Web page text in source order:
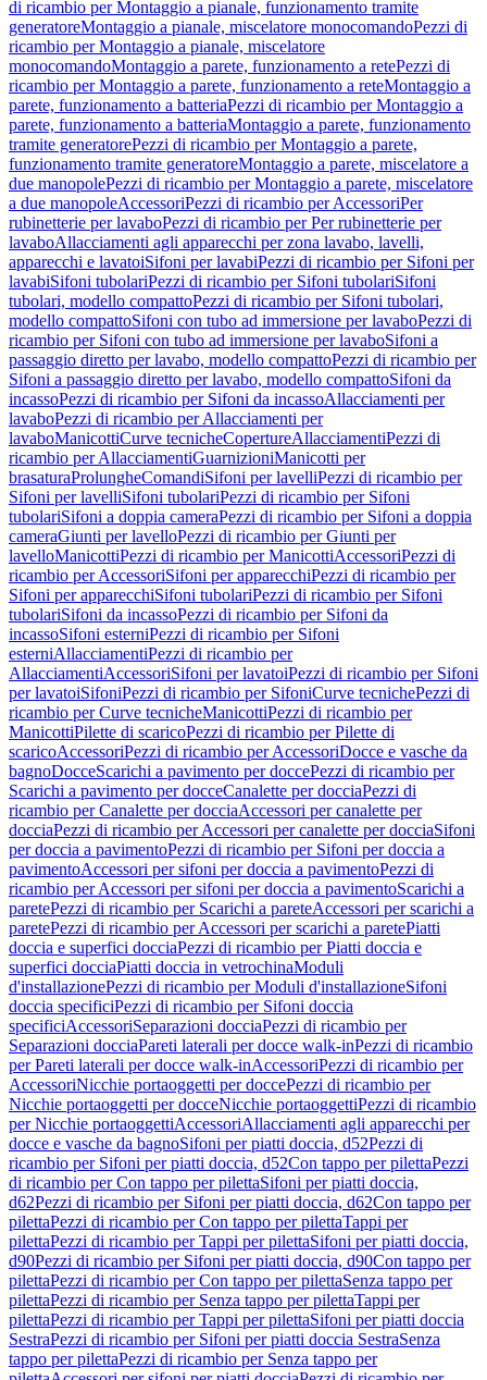
di ricambio per Montaggio a pianale, funzionamento tramite
generatoreMontaggio a pianale, miscelatore monocomandoPezzi di
ricambio per Montaggio a pianale, miscelatore
monocomandoMontaggio a parete, funzionamento a retePezzi di
ricambio per Montaggio a parete, funzionamento a reteMontaggio a
parete, funzionamento a batteriaPezzi di ricambio per Montaggio a
parete, funzionamento a batteriaMontaggio a parete, funzionamento
tramite generatorePezzi di ricambio per Montaggio a parete,
funzionamento tramite generatoreMontaggio a parete, miscelatore a
due manopolePezzi di ricambio per Montaggio a parete, miscelatore
a due manopoleAccessoriPezzi di ricambio per AccessoriPer
rubinetterie per lavaboPezzi di ricambio per Per rubinetterie per
lavaboAllacciamenti agli apparecchi per zona lavabo, lavelli,
apparecchi e lavatoiSifoni per lavabiPezzi di ricambio per Sifoni per
lavabiSifoni tubolariPezzi di ricambio per Sifoni tubolariSifoni
tubolari, modello compattoPezzi di ricambio per Sifoni tubolari,
modello compattoSifoni con tubo ad immersione per lavaboPezzi di
ricambio per Sifoni con tubo ad immersione per lavaboSifoni a
passaggio diretto per lavabo, modello compattoPezzi di ricambio per
Sifoni a passaggio diretto per lavabo, modello compattoSifoni da
incassoPezzi di ricambio per Sifoni da incassoAllacciamenti per
lavaboPezzi di ricambio per Allacciamenti per
lavaboManicottiCurve tecnicheCopertureAllacciamentiPezzi di
ricambio per AllacciamentiGuarnizioniManicotti per
brasaturaProlungheComandiSifoni per lavelliPezzi di ricambio per
Sifoni per lavelliSifoni tubolariPezzi di ricambio per Sifoni
tubolariSifoni a doppia cameraPezzi di ricambio per Sifoni a doppia
cameraGiunti per lavelloPezzi di ricambio per Giunti per
lavelloManicottiPezzi di ricambio per ManicottiAccessoriPezzi di
ricambio per AccessoriSifoni per apparecchiPezzi di ricambio per
Sifoni per apparecchiSifoni tubolariPezzi di ricambio per Sifoni
tubolariSifoni da incassoPezzi di ricambio per Sifoni da
incassoSifoni esterniPezzi di ricambio per Sifoni
esterniAllacciamentiPezzi di ricambio per
AllacciamentiAccessoriSifoni per lavatoiPezzi di ricambio per Sifoni
per lavatoiSifoniPezzi di ricambio per SifoniCurve tecnichePezzi di
ricambio per Curve tecnicheManicottiPezzi di ricambio per
ManicottiPilette di scaricoPezzi di ricambio per Pilette di
scaricoAccessoriPezzi di ricambio per AccessoriDocce e vasche da
bagnoDocceScarichi a pavimento per doccePezzi di ricambio per
Scarichi a pavimento per docceCanalette per docciaPezzi di
ricambio per Canalette per docciaAccessori per canalette per
docciaPezzi di ricambio per Accessori per canalette per docciaSifoni
per doccia a pavimentoPezzi di ricambio per Sifoni per doccia a
pavimentoAccessori per sifoni per doccia a pavimentoPezzi di
ricambio per Accessori per sifoni per doccia a pavimentoScarichi a
paretePezzi di ricambio per Scarichi a pareteAccessori per scarichi a
paretePezzi di ricambio per Accessori per scarichi a paretePiatti
doccia e superfici docciaPezzi di ricambio per Piatti doccia e
superfici docciaPiatti doccia in vetrochinaModuli
d'installazionePezzi di ricambio per Moduli d'installazioneSifoni
doccia specificiPezzi di ricambio per Sifoni doccia
specificiAccessoriSeparazioni docciaPezzi di ricambio per
Separazioni docciaPareti laterali per docce walk-inPezzi di ricambio
per Pareti laterali per docce walk-inAccessoriPezzi di ricambio per
AccessoriNicchie portaoggetti per doccePezzi di ricambio per
Nicchie portaoggetti per docceNicchie portaoggettiPezzi di ricambio
per Nicchie portaoggettiAccessoriAllacciamenti agli apparecchi per
docce e vasche da bagnoSifoni per piatti doccia, d52Pezzi di
ricambio per Sifoni per piatti doccia, d52Con tappo per pilettaPezzi
di ricambio per Con tappo per pilettaSifoni per piatti doccia,
d62Pezzi di ricambio per Sifoni per piatti doccia, d62Con tappo per
pilettaPezzi di ricambio per Con tappo per pilettaTappi per
pilettaPezzi di ricambio per Tappi per pilettaSifoni per piatti doccia,
d90Pezzi di ricambio per Sifoni per piatti doccia, d90Con tappo per
pilettaPezzi di ricambio per Con tappo per pilettaSenza tappo per
pilettaPezzi di ricambio per Senza tappo per pilettaTappi per
pilettaPezzi di ricambio per Tappi per pilettaSifoni per piatti doccia
SestraPezzi di ricambio per Sifoni per piatti doccia SestraSenza
tappo per pilettaPezzi di ricambio per Senza tappo per